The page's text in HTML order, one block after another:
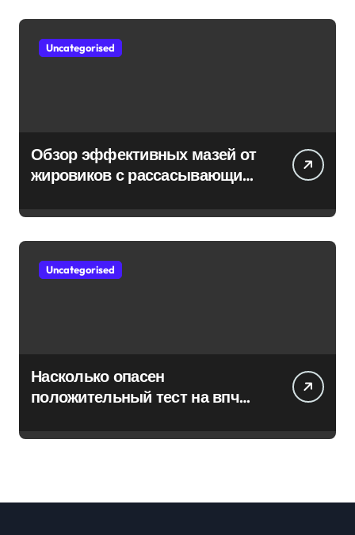
Uncategorised
Обзор эффективных мазей от
жировиков с рассасывающим
Uncategorised
Насколько опасен
положительный тест на впч